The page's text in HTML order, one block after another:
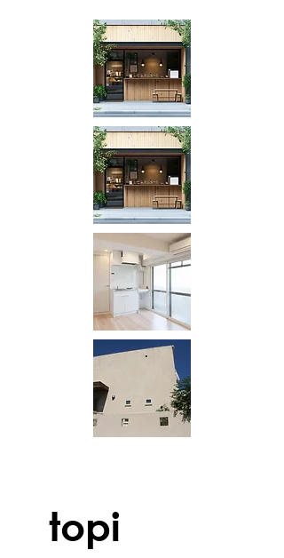
topi